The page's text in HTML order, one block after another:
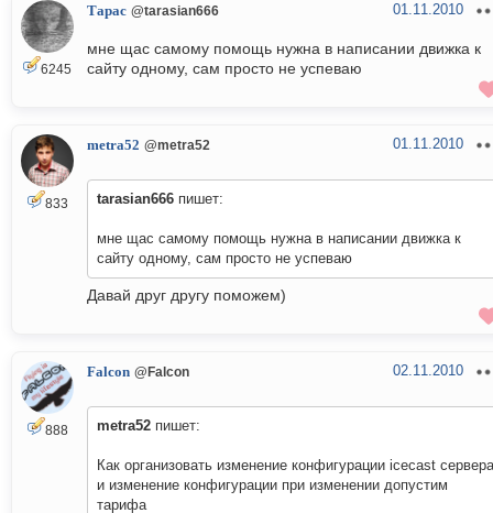
6245
Тарас @tarasian666 01.11.2010
мне щас самому помощь нужна в написании движка к
сайту одному, сам просто не успеваю
833
metra52 @metra52 01.11.2010
tarasian666 пишет:
мне щас самому помощь нужна в написании движка к
сайту одному, сам просто не успеваю
Давай друг другу поможем)
888
Falcon @Falcon 02.11.2010
metra52 пишет:
Как организовать изменение конфигурации icecast сервера
и изменение конфигурации при изменении допустим
тарифа